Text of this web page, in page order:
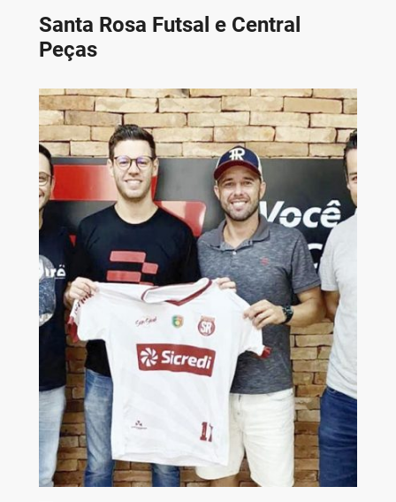
Santa Rosa Futsal e Central
Peças